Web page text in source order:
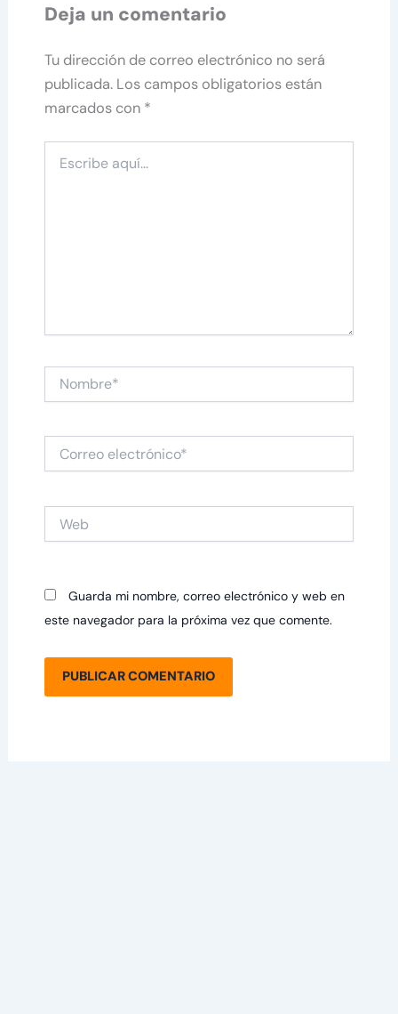
Deja un comentario
Tu dirección de correo electrónico no será
publicada. Los campos obligatorios están
marcados con *
aquí...
Nombre*
electrónico*
Guarda mi nombre, correo electrónico y web en
este navegador para la próxima vez que comente.